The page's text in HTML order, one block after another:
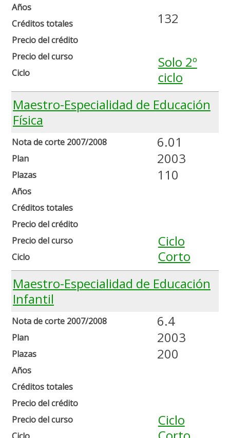
Años
Créditos totales
Precio del crédito
Precio del curso
Ciclo
132
Solo 2º
ciclo
Maestro-Especialidad de Educación
Física
Nota de corte 2007/2008
Plan
Plazas
Años
Créditos totales
Precio del crédito
Precio del curso
Ciclo
6.01
2003
110
Ciclo
Corto
Maestro-Especialidad de Educación
Infantil
Nota de corte 2007/2008
Plan
Plazas
Años
Créditos totales
Precio del crédito
Precio del curso
6.4
2003
200
Ciclo